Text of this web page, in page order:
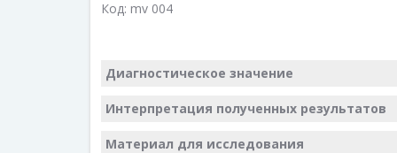
Код: mv 004
Диагностическое значение
Интерпретация полученных результатов
Материал для исследования